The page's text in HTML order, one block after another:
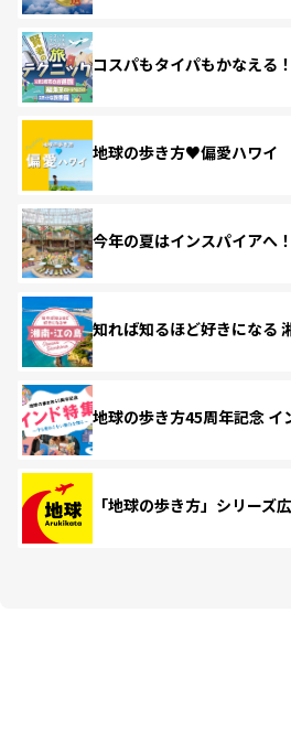
コスパもタイパもかなえる
地球の歩き方♥偏愛ハワイ
今年の夏はインスパイアへ！
知れば知るほど好きになる
地球の歩き方45周年記念 イ
「地球の歩き方」シリーズ